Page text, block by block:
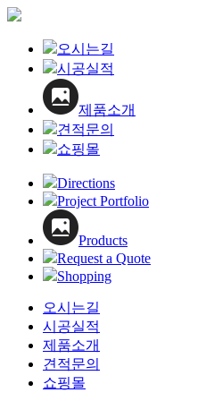
오시는길
시공실적
제품소개
견적문의
쇼핑몰
Directions
Project Portfolio
Products
Request a Quote
Shopping
오시는길
시공실적
제품소개
견적문의
쇼핑몰